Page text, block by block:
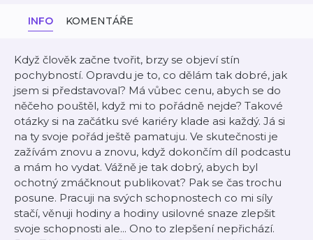
INFO KOMENTÁŘE
Když člověk začne tvořit, brzy se objeví stín
pochybností. Opravdu je to, co dělám tak dobré, jak
jsem si představoval? Má vůbec cenu, abych se do
něčeho pouštěl, když mi to pořádně nejde? Takové
otázky si na začátku své kariéry klade asi každý. Já si
na ty svoje pořád ještě pamatuju. Ve skutečnosti je
zažívám znovu a znovu, když dokončím díl podcastu
a mám ho vydat. Vážně je tak dobrý, abych byl
ochotný zmáčknout publikovat? Pak se čas trochu
posune. Pracuji na svých schopnostech co mi síly
stačí, věnuji hodiny a hodiny usilovné snaze zlepšit
svoje schopnosti ale... Ono to zlepšení nepřichází.